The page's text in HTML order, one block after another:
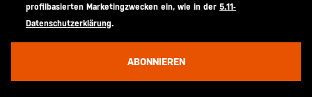
profilbasierten Marketingzwecken ein, wie in der 5.11-
Datenschutzerklärung.
ABONNIEREN